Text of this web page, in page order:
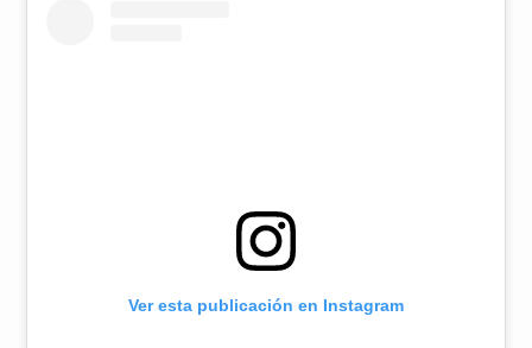
Ver esta publicación en Instagram